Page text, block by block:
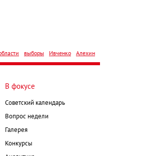
Алехин
Ивченко
выборы
В фокусе
Советский календарь
Вопрос недели
Галерея
Конкурсы